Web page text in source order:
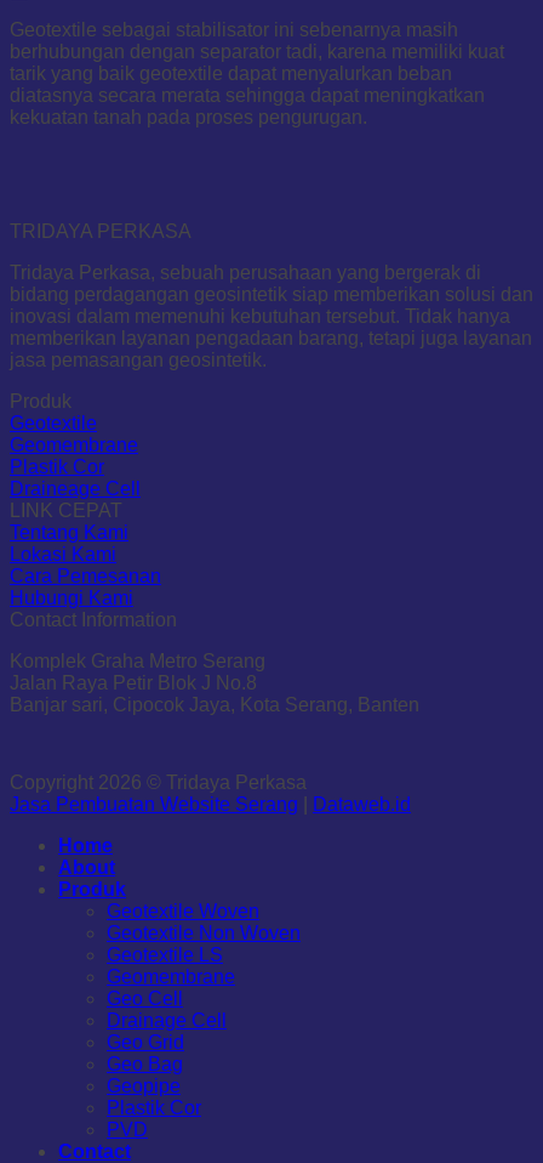
Geotextile sebagai stabilisator ini sebenarnya masih
berhubungan dengan separator tadi, karena memiliki kuat
tarik yang baik geotextile dapat menyalurkan beban
diatasnya secara merata sehingga dapat meningkatkan
kekuatan tanah pada proses pengurugan.
TRIDAYA PERKASA
Tridaya Perkasa, sebuah perusahaan yang bergerak di
bidang perdagangan geosintetik siap memberikan solusi dan
inovasi dalam memenuhi kebutuhan tersebut. Tidak hanya
memberikan layanan pengadaan barang, tetapi juga layanan
jasa pemasangan geosintetik.
Produk
Geotextile
Geomembrane
Plastik Cor
Draineage Cell
LINK CEPAT
Tentang Kami
Lokasi Kami
Cara Pemesanan
Hubungi Kami
Contact Information
Komplek Graha Metro Serang
Jalan Raya Petir Blok J No.8
Banjar sari, Cipocok Jaya, Kota Serang, Banten
Copyright 2026 © Tridaya Perkasa
Jasa Pembuatan Website Serang
Dataweb.id
Home
About
Produk
Geotextile Woven
Geotextile Non Woven
Geotextile LS
Geomembrane
Geo Cell
Drainage Cell
Geo Grid
Geo Bag
Geopipe
Plastik Cor
PVD
Contact